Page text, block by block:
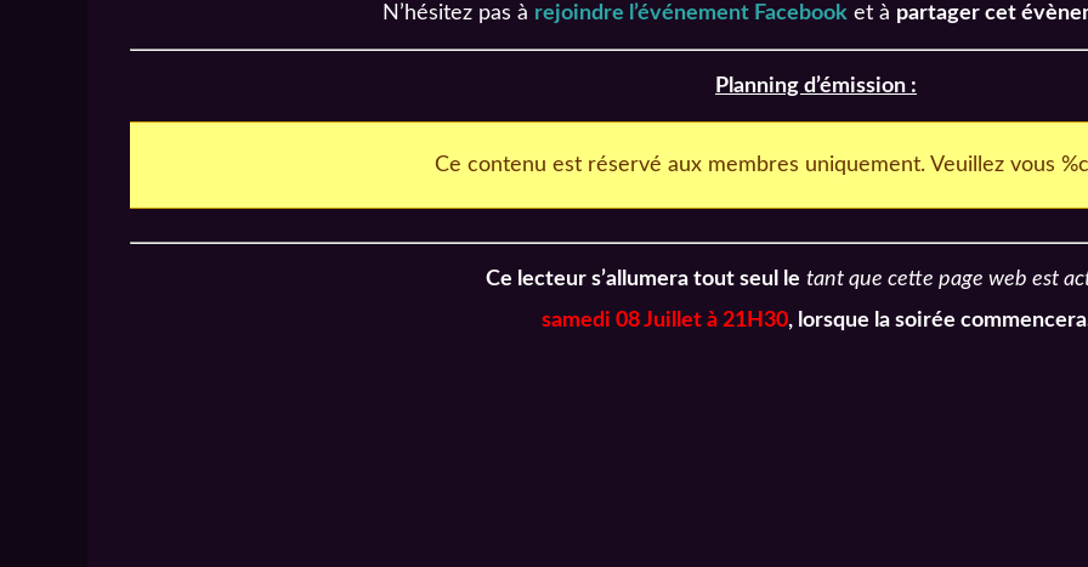
N’hésitez pas à rejoindre l’événement Facebooket à partager cet
Planning d’émission :
Ce contenu est réservé aux membres uniquement. Veuillez vous
Ce lecteur s’allumera tout seul le tant que cette page web est
samedi 08 Juillet à 21H30, lorsque la soirée